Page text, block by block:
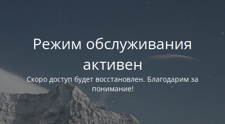
Режим обслуживания
активен
Скоро доступ будет восстановлен. Благодарим за
понимание!